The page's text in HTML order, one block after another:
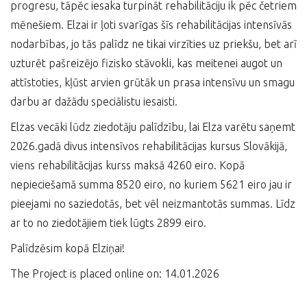
progresu, tāpēc iesaka turpināt rehabilitāciju ik pēc četriem
mēnešiem. Elzai ir ļoti svarīgas šīs rehabilitācijas intensīvās
nodarbības, jo tās palīdz ne tikai virzīties uz priekšu, bet arī
uzturēt pašreizējo fizisko stāvokli, kas meitenei augot un
attīstoties, kļūst arvien grūtāk un prasa intensīvu un smagu
darbu ar dažādu speciālistu iesaisti.
Elzas vecāki lūdz ziedotāju palīdzību, lai Elza varētu saņemt
2026.gadā divus intensīvos rehabilitācijas kursus Slovākijā,
viens rehabilitācijas kurss maksā 4260 eiro. Kopā
nepieciešamā summa 8520 eiro, no kuriem 5621 eiro jau ir
pieejami no saziedotās, bet vēl neizmantotās summas. Līdz
ar to no ziedotājiem tiek lūgts 2899 eiro.
Palīdzēsim kopā Elziņai!
The Project is placed online on: 14.01.2026